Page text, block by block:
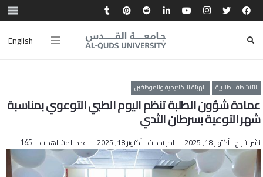
English
الأنشطة الطلابية الهيئة الاكاديمية والموظفين
عمادة شؤون الطلبة تنظم اليوم الطبي التوعوي بمناسبة
شهر التوعية بسرطان الثدي
نشر بتاريخ أكتوبر 18, 2025 آخر تحديث أكتوبر 18, 2025 عدد المشاهدات: 165